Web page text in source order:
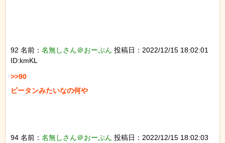
92 名前： 名無しさん＠おーぷん 投稿日：2022/12/15 18:02:01
ID:kmKL
>>90
ピータンみたいなの何や
94 名前： 名無しさん＠おーぷん 投稿日：2022/12/15 18:02:03